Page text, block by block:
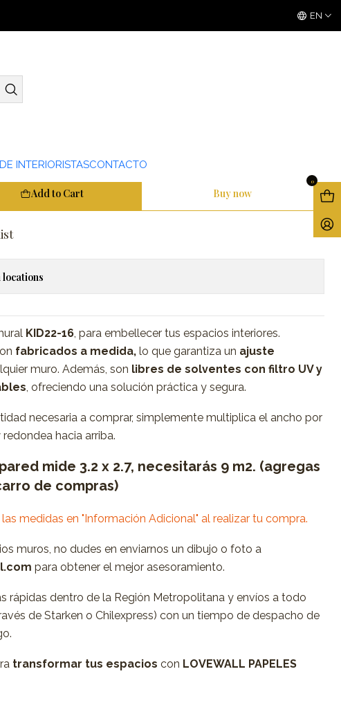
INTERIORISTASCONTACTO
0
EN
Add to Cart Buy now
locations
KID22-16, para embellecer tus espacios interiores.
fabricados a medida, lo que garantiza un ajuste
muro. Además, son libres de solventes con filtro UV y
, ofreciendo una solución práctica y segura.
necesaria a comprar, simplemente multiplica el ancho por
hacia arriba.
mide 3.2 x 2.7, necesitarás 9 m2. (agregas
de compras)
las medidas en "Información Adicional" al realizar tu compra.
muros, no dudes en enviarnos un dibujo o foto a
para obtener el mejor asesoramiento.
rápidas dentro de la Región Metropolitana y envíos a todo
de Starken o Chilexpress) con un tiempo de despacho de
transformar tus espacios con LOVEWALL PAPELES